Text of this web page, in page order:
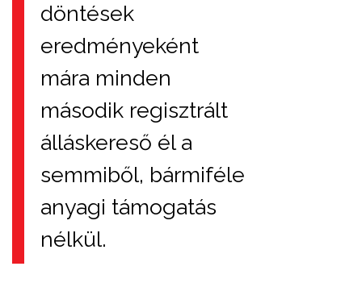
döntések
eredményeként
mára minden
második regisztrált
álláskereső él a
semmiből, bármiféle
anyagi támogatás
nélkül.